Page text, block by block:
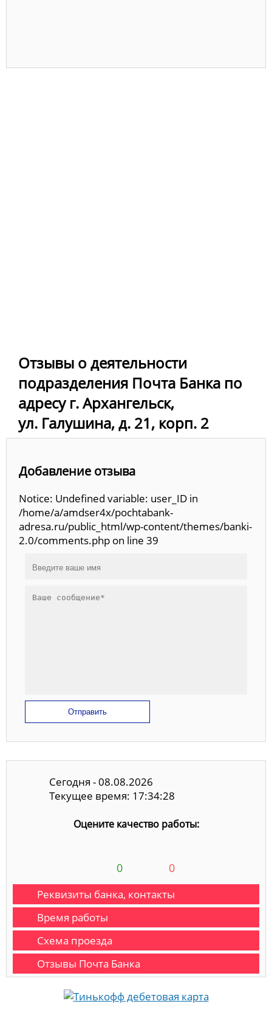
Отзывы о деятельности
подразделения Почта Банка по
адресу г. Архангельск,
ул. Галушина, д. 21, корп. 2
Добавление отзыва
Notice: Undefined variable: user_ID in
/home/a/amdser4x/pochtabank-
adresa.ru/public_html/wp-content/themes/banki-
2.0/comments.php on line 39
Отправить
Сегодня - 08.08.2026
Текущее время: 17:34:29
Оцените качество работы:
0 0
Реквизиты банка, контакты
Время работы
Схема проезда
Отзывы Почта Банка